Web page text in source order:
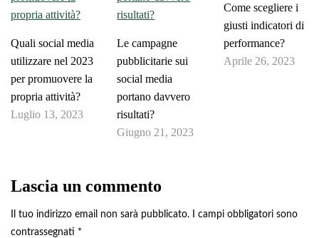
Quali social media
utilizzare nel 2023
per promuovere la
propria attività?
Luglio 13, 2023
Le campagne
pubblicitarie sui
social media
portano davvero
risultati?
Giugno 21, 2023
Come scegliere i
giusti indicatori di
performance?
Aprile 26, 2023
Lascia un commento
Il tuo indirizzo email non sarà pubblicato.
I campi obbligatori sono
contrassegnati *